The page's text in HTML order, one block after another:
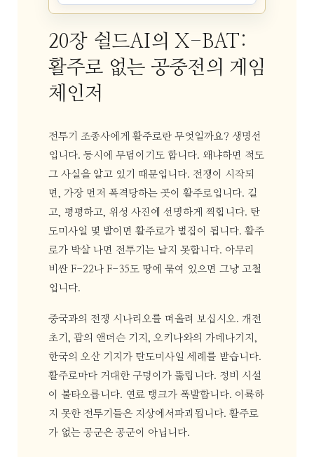
20장 쉴드AI의 X-BAT:
활주로 없는 공중전의 게임
체인저
전투기 조종사에게 활주로란 무엇일까요? 생명선
입니다. 동시에 무덤이기도 합니다. 왜냐하면 적도
그 사실을 알고 있기 때문입니다. 전쟁이 시작되
면, 가장 먼저 폭격당하는 곳이 활주로입니다. 길
고, 평평하고, 위성 사진에 선명하게 찍힙니다. 탄
도미사일 몇 발이면 활주로가 벌집이 됩니다. 활주
로가 박살 나면 전투기는 날지 못합니다. 아무리
비싼 F-22나 F-35도 땅에 묶여 있으면 그냥 고철
입니다.
중국과의 전쟁 시나리오를 떠올려 보십시오. 개전
초기, 괌의 앤더슨 기지, 오키나와의 가데나기지,
한국의 오산 기지가 탄도미사일 세례를 받습니다.
활주로마다 거대한 구덩이가 뚫립니다. 정비 시설
이 불타오릅니다. 연료 탱크가 폭발합니다. 이륙하
지 못한 전투기들은 지상에서파괴됩니다. 활주로
가 없는 공군은 공군이 아닙니다.